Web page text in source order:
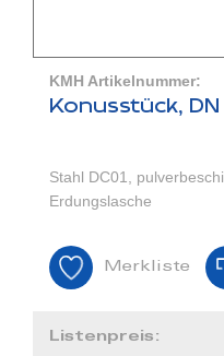
KMH Artikelnummer:
Konusstück,
Stahl DC01,
Erdungslasche
Merkliste
Listenpreis: